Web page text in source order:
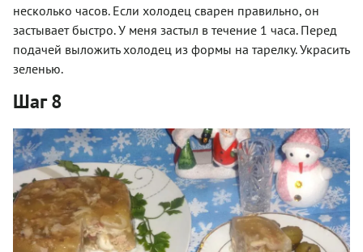
несколько часов. Если холодец сварен правильно, он
застывает быстро. У меня застыл в течение 1 часа. Перед
подачей выложить холодец из формы на тарелку. Украсить
зеленью.
Шаг 8